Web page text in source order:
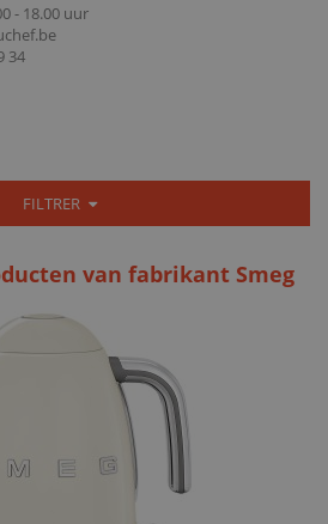
- 18.00 uur
34
FILTRER
van fabrikant Smeg